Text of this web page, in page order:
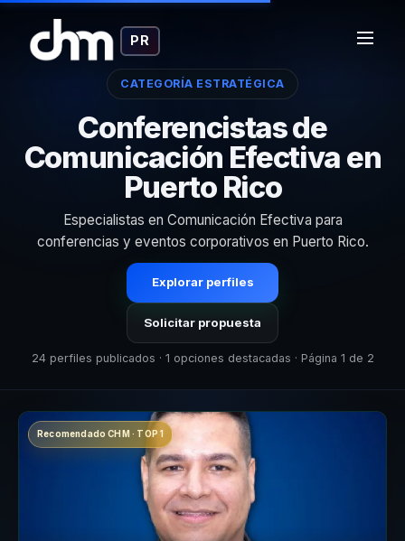
PR
CATEGORÍA ESTRATÉGICA
Conferencistas de
Comunicación Efectiva en
Puerto Rico
Especialistas en Comunicación Efectiva para
conferencias y eventos corporativos en Puerto Rico.
Explorar perfiles
Solicitar propuesta
24 perfiles publicados · 1 opciones destacadas · Página 1 de 2
Recomendado CHM · TOP 1